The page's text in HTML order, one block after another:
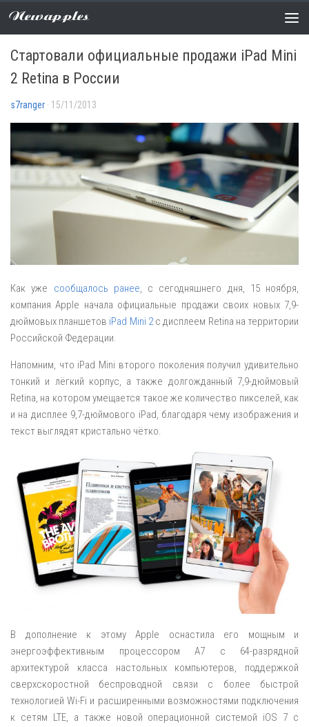
Newapples
НОВОСТИ 0 COMMENTS
Стартовали официальные продажи iPad Mini
2 Retina в России
s7ranger · 15/11/2013
Как уже сообщалось ранее , с сегодняшнего дня, 15 ноября,
компания Apple начала официальные продажи своих новых 7,9-
дюймовых планшетов iPad Mini 2с дисплеем Retina на территории
Российской Федерации.
Напомним, что iPad Mini второго поколения получил удивительно
тонкий и лёгкий корпус, а также долгожданный 7,9-дюймовый
Retina, на котором умещается такое же количество пикселей, как
и на дисплее 9,7-дюймового iPad, благодаря чему изображения и
текст выглядят кристально чётко.
В дополнение к этому Apple оснастила его мощным и
энергоэффективным процессором A7 с 64-разрядной
архитектурой класса настольных компьютеров, поддержкой
сверхскоростной беспроводной связи с более быстрой
технологией Wi-Fi и расширенными возможностями подключения
к сетям LTE, а также новой операционной системой iOS 7 с